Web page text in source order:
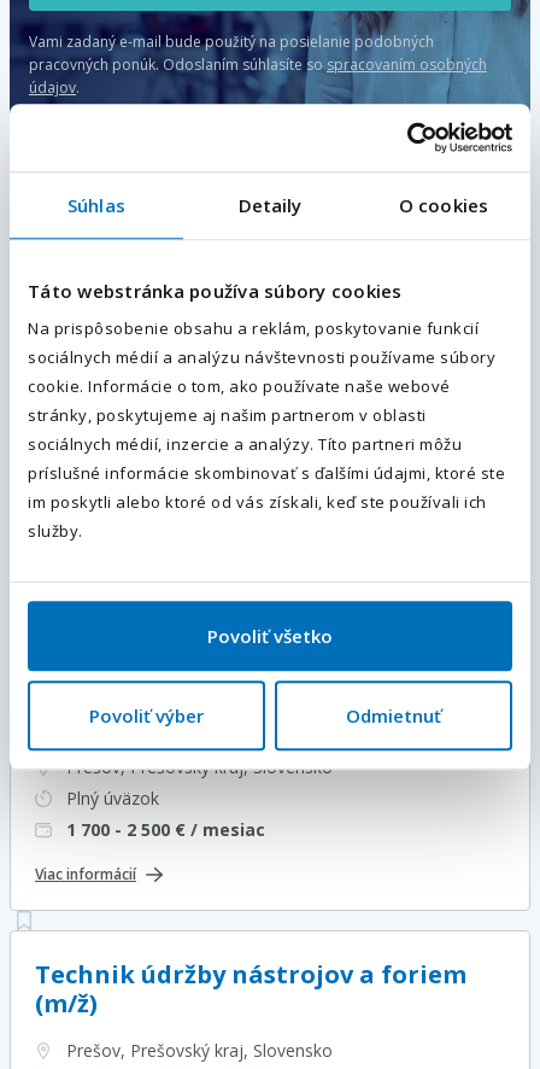
Súhlas Detaily O cookies
Táto webstránka používa súbory cookies
Na prispôsobenie obsahu a reklám, poskytovanie funkcií
sociálnych médií a analýzu návštevnosti používame súbory
cookie. Informácie o tom, ako používate naše webové
stránky, poskytujeme aj našim partnerom v oblasti
sociálnych médií, inzercie a analýzy. Títo partneri môžu
príslušné informácie skombinovať s ďalšími údajmi, ktoré ste
im poskytli alebo ktoré od vás získali, keď ste používali ich
služby.
Povoliť všetko
Povoliť výber Odmietnuť
Vami zadaný e-mail bude použitý na posielanie podobných
pracovných ponúk.Odoslaním súhlasíte so spracovaním osobných
údajov.
Zvárač (m/ž)
Plný úväzok
7 - 13€ / hodina
Viac informácií
Operátor výroby CNC (m/ž)
Prešov, Prešovský kraj, Slovensko
Plný úväzok
Správca ERP (m/ž)
Prešov, Prešovský kraj, Slovensko
Plný úväzok
1 700 - 2 500 € / mesiac
Viac informácií
Technik údržby nástrojov a foriem
(m/ž)
Prešov, Prešovský kraj, Slovensko
Váš telefón*
+421
Predvoľba
Odoslaním súhlasíte saspracovaním osobných údajov.
Odoslať